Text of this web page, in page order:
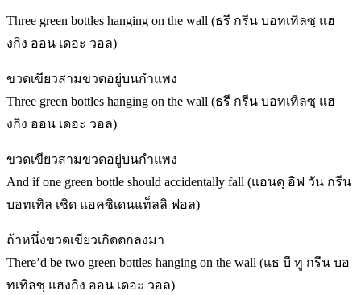
Three green bottles hanging on the wall (ธรี กรีน บอทเทิลซฺ แฮ
งกิง ออน เดอะ วอล)
ขวดเขียวสามขวดอยู่บนกำแพง
Three green bottles hanging on the wall (ธรี กรีน บอทเทิลซฺ แฮ
งกิง ออน เดอะ วอล)
ขวดเขียวสามขวดอยู่บนกำแพง
And if one green bottle should accidentally fall (แอนดฺ อิฟ วัน กรีน
บอทเทิล เชิด แอคซิเดนแท็ลลิ ฟอล)
ถ้าหนึ่งขวดเขียวเกิดตกลงมา
There’d be two green bottles hanging on the wall (แธ บี ทู กรีน บอ
ทเทิลซฺ แฮงกิง ออน เดอะ วอล)